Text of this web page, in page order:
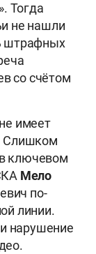
Тогда
не нашли
штрафных
со счётом
имеет
Слишком
в ключевом
Мело
по-
линии.
нарушение